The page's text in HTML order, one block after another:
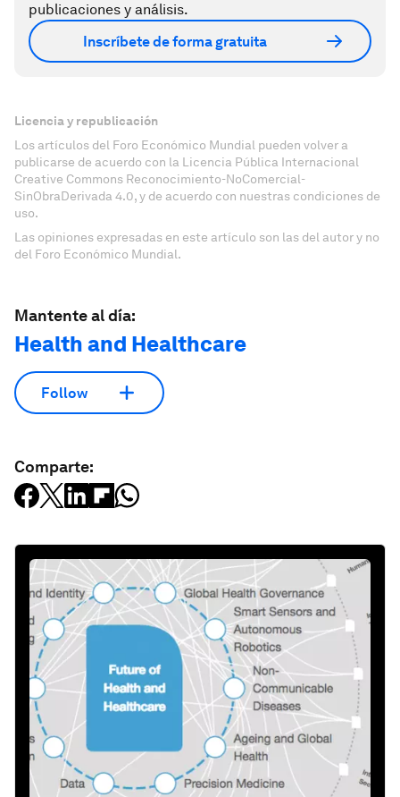
publicaciones y análisis.
Inscríbete de forma gratuita
Licencia y republicación
Los artículos del Foro Económico Mundial pueden volver a
publicarse de acuerdo con la Licencia Pública Internacional
Creative Commons Reconocimiento-NoComercial-
SinObraDerivada 4.0, y de acuerdo con nuestras condiciones de
uso.
Las opiniones expresadas en este artículo son las del autor y no
del Foro Económico Mundial.
Mantente al día:
Health and Healthcare
Follow
Comparte: